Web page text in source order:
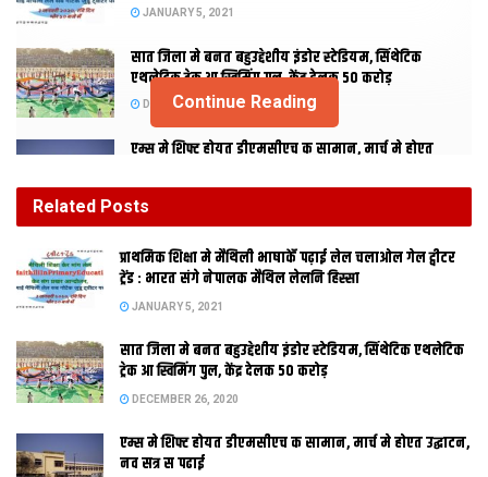
JANUARY 5, 2021
सात जिला मे बनत बहुउद्देशीय इंडोर स्‍टेडि‍यम, सिंथेटिक
एथलेटिक ट्रेक आ स्विमिंग पुल, केंद्र देलक 50 करोड़
DECEMBER 26, 2020
एम्स मे शिफ्ट होयत डीएमसीएच क सामान, मार्च मे होएत
लोकनि, 29 कए जायतीह बेंगलुरु
स्‍पाइसजेट अपन ड्रीमलाइनर विमान कए दरभंगा मे उतारबाक क रहल अछि
तैयारी
Continue Reading
Related Posts
प्राथमिक शि‍क्षा मे मैथि‍ली भाषाकेँ पढ़ाई लेल चलाओल गेल ट्वीटर
ट्रेंड : भारत संगे नेपालक मैथिल लेलनि हिस्सा
JANUARY 5, 2021
सात जिला मे बनत बहुउद्देशीय इंडोर स्‍टेडि‍यम, सिंथेटिक एथलेटिक
ट्रेक आ स्विमिंग पुल, केंद्र देलक 50 करोड़
DECEMBER 26, 2020
एम्स मे शिफ्ट होयत डीएमसीएच क सामान, मार्च मे होएत उद्घाटन,
नव सत्र स पढाई